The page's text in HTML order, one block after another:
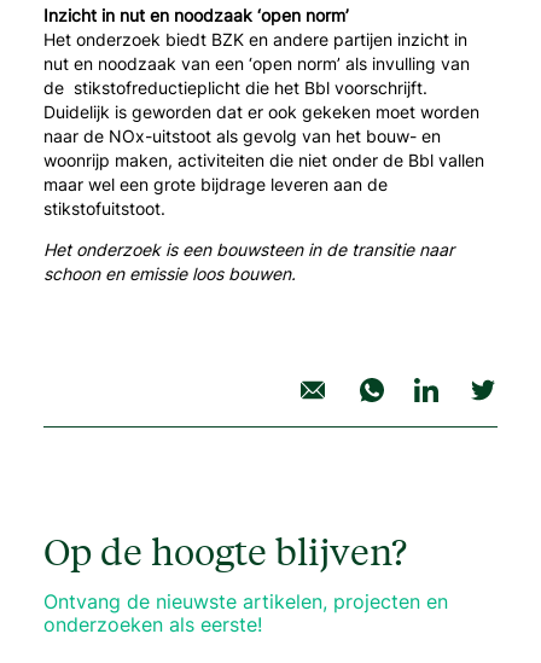
Inzicht in nut en noodzaak ‘open norm’
Het onderzoek biedt BZK en andere partijen inzicht in
nut en noodzaak van een ‘open norm’ als invulling van
de stikstofreductieplicht die het Bbl voorschrijft.
Duidelijk is geworden dat er ook gekeken moet worden
naar de NOx-uitstoot als gevolg van het bouw- en
woonrijp maken, activiteiten die niet onder de Bbl vallen
maar wel een grote bijdrage leveren aan de
stikstofuitstoot.
Het onderzoek is een bouwsteen in de transitie naar
schoon en emissie loos bouwen.
deel project
Op de hoogte blijven?
Ontvang de nieuwste artikelen, projecten en
onderzoeken als eerste!